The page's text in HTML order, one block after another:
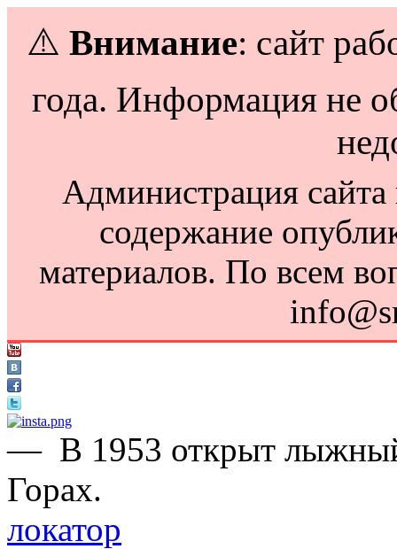
⚠️ Внимание: сайт
года. Информация не
Администрация сайта
содержание
материалов. По всем
— В 1953 открыт
Горах.
локатор